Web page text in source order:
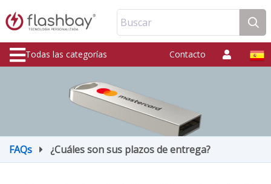
Buscar
Todas las categorías Contacto
FAQs ¿Cuáles son sus plazos de entrega?